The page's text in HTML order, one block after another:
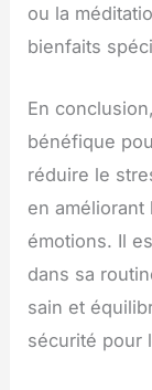
ou la
bienfaits
En
bénéfique
réduire le
en
émotions. Il
dans sa
sain et
sécurité pour